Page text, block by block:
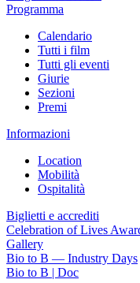
Programma
Calendario
Tutti i film
Tutti gli eventi
Giurie
Sezioni
Premi
Informazioni
Location
Mobilità
Ospitalità
Biglietti e accrediti
Celebration of Lives
Gallery
Bio to B — Industry Days
Bio to B | Doc